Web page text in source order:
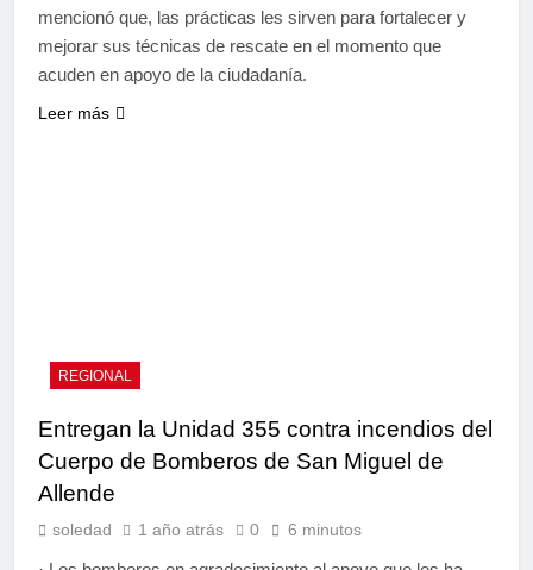
mencionó que, las prácticas les sirven para fortalecer y
mejorar sus técnicas de rescate en el momento que
acuden en apoyo de la ciudadanía.
Leer más
REGIONAL
Entregan la Unidad 355 contra incendios del
Cuerpo de Bomberos de San Miguel de
Allende
soledad 1 año atrás 0 6 minutos